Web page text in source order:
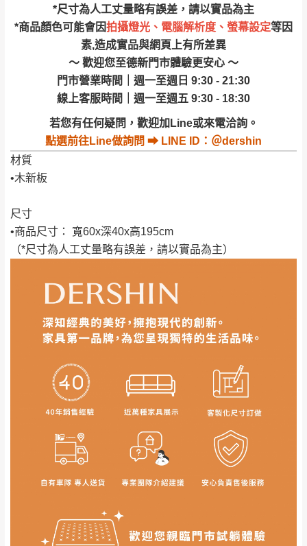
*尺寸為人工丈量略有誤差，請以實品為主
*商品顏色可能會因拍攝燈光、電腦解析度、螢幕設定等因
素,造成實品與網頁上有所差異
～ 歡迎您至德新門市體驗更安心 ～
門市營業時間｜週一至週日 9:30 - 21:30
線上客服時間｜週一至週五 9:30 - 18:30
若您有任何疑問，歡迎加Line或來電洽詢。
點選前往Line做詢問 ⮕ LINE ID：＠dershin
材質
•木新板
尺寸
•商品尺寸： 寬60x深40x高195cm
（*尺寸為人工丈量略有誤差，請以實品為主）
其它注意事項
本司貨車運送如因路況不佳、天候惡劣、過於偏遠之
山區內等，或收貨地點搬運過於困難等因素，導致無
法順利配送，本公司除了盡最大努力完成配送外，視
狀況保有出貨的權利。
保護物流人員的工作安全，賣家無提供吊掛服務，若
需以吊車或其他的吊掛方式吊運，費用將由買方自行
支付。
因大型傢俱有組裝、配送的問題，並非一般快速到貨
再與您通知，讓您不用整天在家等貨，以免浪費你的
事，而危及運送人員輸送之安全，本司得視狀況延後
或停止運送服務。
至百貨公司卸貨區為限，恕無法送至指定樓面。
無回收家具服務，若需回收家俱可聯絡當地請清潔隊
回收,免付費清運專線：0800-085-717
內通知客服人員(Line@ ID：@dershin)，並
須保持商品全新狀態與完整包裝。鑑賞期間
若發生非本司因素致使之汙損破壞，恕無法
辦理退換貨。
台北市、新北市地區固定每周(三)、(日)兩天
收送貨，敬請見諒！
本公司部份商品無維修服務，超過7日鑑賞
期，商品使用年限，因客人使用習慣、居家
到貨7日內為鑑賞期(注意:鑑賞期非試用期)，
若非商品品質瑕疵問題於鑑賞期內退貨之情
如欲放置營業場所及公開場合之商品則無享
有商品一年保固之服務。
訂單成立 時請儘速於三日內完成付款，交易恕不
予折扣，請密切注意。
日內若未接獲您的匯款或轉帳通知，商品將不
予保留(訂單自動取消)。
無回收家具服務，若需回收家具可聯絡當地請清
潔隊回收,免付費清運專線：0800-085-717。